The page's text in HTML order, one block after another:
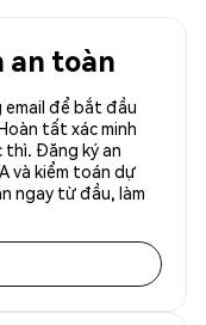
an toàn
email để bắt đầu
tất xác minh
thì. Đăng ký an
và kiểm toán dự
ngay từ đầu, làm